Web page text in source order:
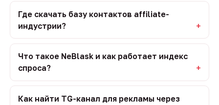
Где скачать базу контактов affiliate-
индустрии?
Что такое NeBlask и как работает индекс
спроса?
Как найти TG-канал для рекламы через